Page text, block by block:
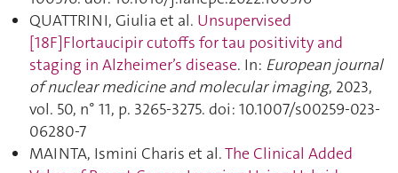
QUATTRINI, Giulia et al. Unsupervised
[18F]Flortaucipir cutoffs for tau positivity and
staging in Alzheimer’s disease. In: European journal
of nuclear medicine and molecular imaging, 2023,
vol. 50, n° 11, p. 3265‑3275. doi: 10.1007/s00259-023-
06280-7
MAINTA, Ismini Charis et al.The Clinical Added